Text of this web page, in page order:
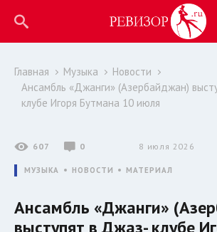
Главная Музыка
Новости
Ансамбль «Джанги» (Азербайджан)
клубе Игоря Бутмана 10 июля
607 0 8 июля 2026
МУЗЫКА НОВОСТИ МАТЕРИАЛ
Ансамбль «Джанги»
выступят в Джаз- клубе